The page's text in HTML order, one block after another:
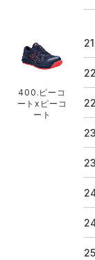
400.ピーコ
ートxピーコ
ート